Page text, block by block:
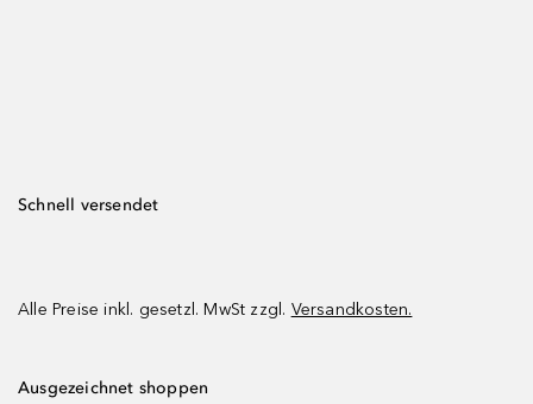
Schnell versendet
Alle Preise inkl. gesetzl. MwSt zzgl. Versandkosten.
Ausgezeichnet shoppen